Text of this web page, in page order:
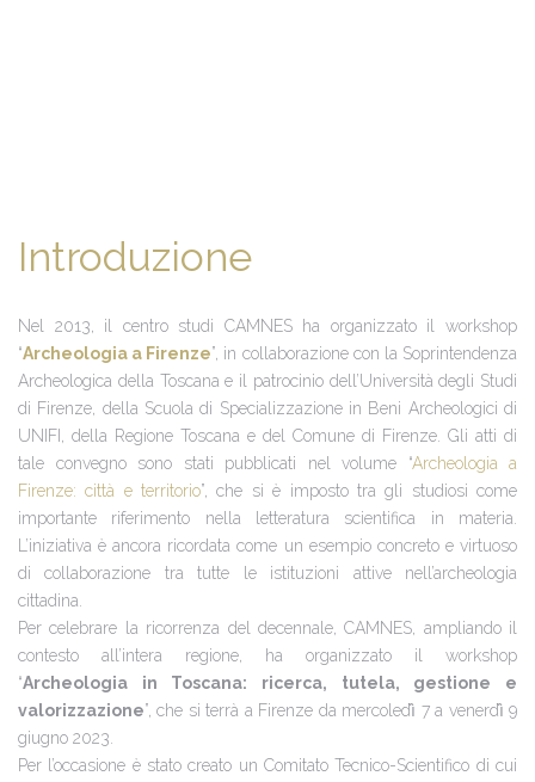
Introduzione
Nel 2013, il centro studi CAMNES ha organizzato il workshop
“Archeologia a Firenze”, in collaborazione con la Soprintendenza
Archeologica della Toscana e il patrocinio dell’Università degli Studi
di Firenze, della Scuola di Specializzazione in Beni Archeologici di
UNIFI, della Regione Toscana e del Comune di Firenze. Gli atti di
tale convegno sono stati pubblicati nel volume “Archeologia a
Firenze: città e territorio”, che si è imposto tra gli studiosi come
importante riferimento nella letteratura scientifica in materia.
L’iniziativa è ancora ricordata come un esempio concreto e virtuoso
di collaborazione tra tutte le istituzioni attive nell’archeologia
cittadina.
Per celebrare la ricorrenza del decennale, CAMNES, ampliando il
contesto all’intera regione, ha organizzato il workshop
“Archeologia in Toscana: ricerca, tutela, gestione e
valorizzazione”, che si terrà a Firenze da mercoledì̀ 7 a venerdì̀ 9
giugno 2023.
Per l’occasione è stato creato un Comitato Tecnico-Scientifico di cui